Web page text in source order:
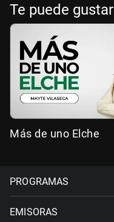
Te puede gustar
Más de uno Elche
PROGRAMAS
EMISORAS